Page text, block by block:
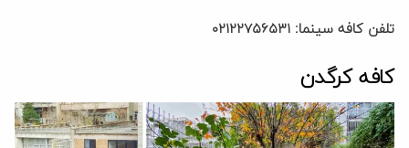
تلفن کافه سینما: ۰۲۱۲۲۷۵۶۵۳۱
کافه کرگدن